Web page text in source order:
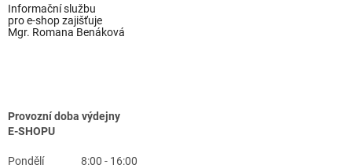
Informační službu
pro e-shop zajišťuje
Mgr. Romana Benáková
Provozní doba výdejny
E-SHOPU
Pondělí
8:00 - 16:00